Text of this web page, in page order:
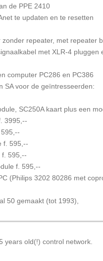
de PPE 2410
te updaten en te resetten
repeater, met repeater
met XLR-4
computer PC286 en PC386
SA voor de geïntresseerden:
SC250A kaart plus een
3995,--
f. 595,--
f. 595,--
f. 595,--
(Philips 3202 80286 met
50 gemaakt (tot 1993),
years old(!) control network.